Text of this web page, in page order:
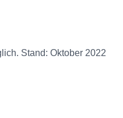
Stand: Oktober 2022